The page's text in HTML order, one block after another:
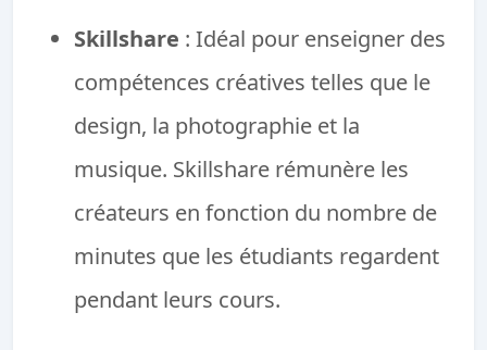
Skillshare : Idéal pour enseigner des
compétences créatives telles que le
design, la photographie et la
musique. Skillshare rémunère les
créateurs en fonction du nombre de
minutes que les étudiants regardent
pendant leurs cours.